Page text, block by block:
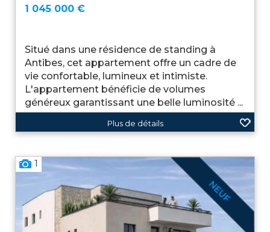
1 045 000 €
Situé dans une résidence de standing à
Antibes, cet appartement offre un cadre de
vie confortable, lumineux et intimiste.
L'appartement bénéficie de volumes
généreux garantissant une belle luminosité ...
Plus de détails
1